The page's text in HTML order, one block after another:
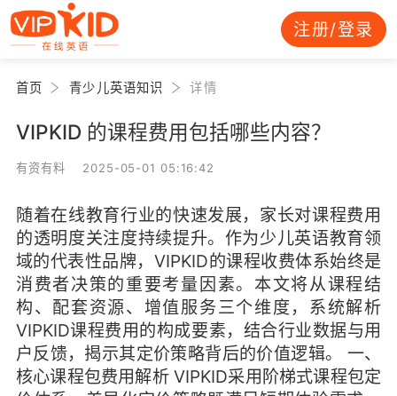
注册/登录
首页 青少儿英语知识 详情
VIPKID 的课程费用包括哪些内容？
有资有料 2025-05-01 05:16:42
随着在线教育行业的快速发展，家长对课程费用
的透明度关注度持续提升。作为少儿英语教育领
域的代表性品牌，VIPKID的课程收费体系始终是
消费者决策的重要考量因素。本文将从课程结
构、配套资源、增值服务三个维度，系统解析
VIPKID课程费用的构成要素，结合行业数据与用
户反馈，揭示其定价策略背后的价值逻辑。 一、
核心课程包费用解析 VIPKID采用阶梯式课程包定